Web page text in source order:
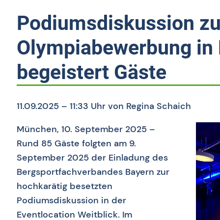
Vorstand
Satzung
Mitgliedsvereine
Mitglied werden
Podiumsdiskussion
Olympiabewerbung in
begeistert Gäste
11.09.2025 – 11:33 Uhrvon Regina Schaich
München, 10. September 2025 –
Rund 85 Gäste folgten am 9.
September 2025 der Einladung des
Bergsportfachverbandes Bayern zur
hochkarätig besetzten
Podiumsdiskussion in der
Eventlocation Weitblick. Im